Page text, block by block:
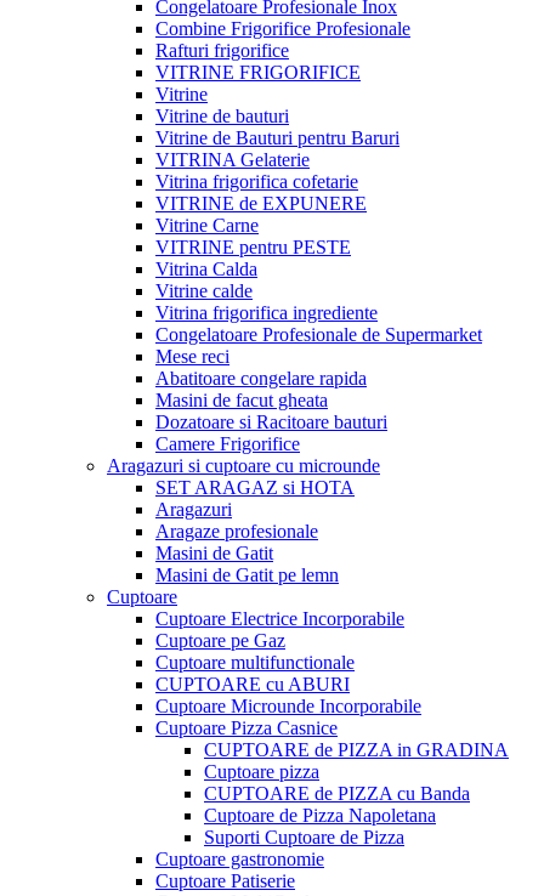
Congelatoare Profesionale Inox
Combine Frigorifice Profesionale
Rafturi frigorifice
VITRINE FRIGORIFICE
Vitrine
Vitrine de bauturi
Vitrine de Bauturi pentru Baruri
VITRINA Gelaterie
Vitrina frigorifica cofetarie
VITRINE de EXPUNERE
Vitrine Carne
VITRINE pentru PESTE
Vitrina Calda
Vitrine calde
Vitrina frigorifica ingrediente
Congelatoare Profesionale de Supermarket
Mese reci
Abatitoare congelare rapida
Masini de facut gheata
Dozatoare si Racitoare bauturi
Camere Frigorifice
Aragazuri si cuptoare cu microunde
SET ARAGAZ si HOTA
Aragazuri
Aragaze profesionale
Masini de Gatit
Masini de Gatit pe lemn
Cuptoare
Cuptoare Electrice Incorporabile
Cuptoare pe Gaz
Cuptoare multifunctionale
CUPTOARE cu ABURI
Cuptoare Microunde Incorporabile
Cuptoare Pizza Casnice
CUPTOARE de PIZZA in GRADINA
Cuptoare pizza
CUPTOARE de PIZZA cu Banda
Cuptoare de Pizza Napoletana
Suporti Cuptoare de Pizza
Cuptoare gastronomie
Cuptoare Patiserie